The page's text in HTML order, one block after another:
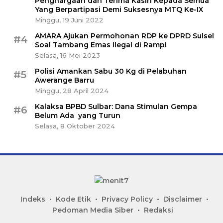
Yang Berpartipasi Demi Suksesnya MTQ Ke-IX
Minggu, 19 Juni 2022
#4
AMARA Ajukan Permohonan RDP ke DPRD Sulsel
Soal Tambang Emas Ilegal di Rampi
Selasa, 16 Mei 2023
#5
Polisi Amankan Sabu 30 Kg di Pelabuhan
Awerange Barru
Minggu, 28 April 2024
#6
Kalaksa BPBD Sulbar: Dana Stimulan Gempa
Belum Ada yang Turun
Selasa, 8 Oktober 2024
Indeks Kode Etik Privacy Policy
Disclaimer
Pedoman Media Siber
Redaksi